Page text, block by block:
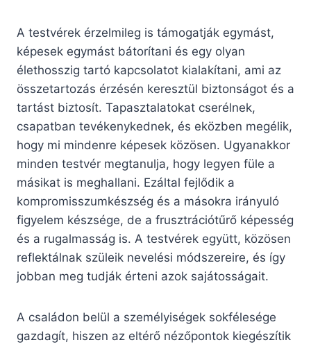
A testvérek érzelmileg is támogatják egymást,
képesek egymást bátorítani és egy olyan
élethosszig tartó kapcsolatot kialakítani, ami az
összetartozás érzésén keresztül biztonságot és a
tartást biztosít. Tapasztalatokat cserélnek,
csapatban tevékenykednek, és eközben megélik,
hogy mi mindenre képesek közösen. Ugyanakkor
minden testvér megtanulja, hogy legyen füle a
másikat is meghallani. Ezáltal fejlődik a
kompromisszumkészség és a másokra irányuló
figyelem készsége, de a frusztrációtűrő képesség
és a rugalmasság is. A testvérek együtt, közösen
reflektálnak szüleik nevelési módszereire, és így
jobban meg tudják érteni azok sajátosságait.
A családon belül a személyiségek sokfélesége
gazdagít, hiszen az eltérő nézőpontok kiegészítik